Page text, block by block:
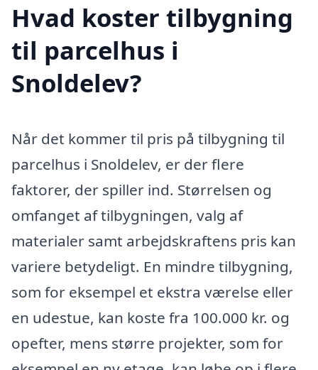
Hvad koster tilbygning
til parcelhus i
Snoldelev?
Når det kommer til pris på tilbygning til
parcelhus i Snoldelev, er der flere
faktorer, der spiller ind. Størrelsen og
omfanget af tilbygningen, valg af
materialer samt arbejdskraftens pris kan
variere betydeligt. En mindre tilbygning,
som for eksempel et ekstra værelse eller
en udestue, kan koste fra 100.000 kr. og
opefter, mens større projekter, som for